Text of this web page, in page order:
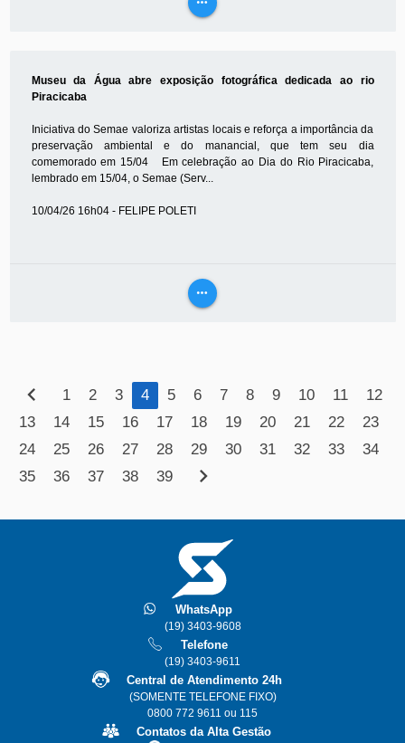
Museu da Água abre exposição fotográfica dedicada ao rio
Piracicaba
Iniciativa do Semae valoriza artistas locais e reforça a importância da
preservação ambiental e do manancial, que tem seu dia
comemorado em 15/04 Em celebração ao Dia do Rio Piracicaba,
lembrado em 15/04, o Semae (Serv...
10/04/26 16h04 - FELIPE POLETI
more_horiz
chevron_left 1 2 3 4 5 6 7 8 9 10 11
12
13
14 15 16 17 18 19 20 21 22
23
24
25 26 27 28 29 30 31 32 33
34
35
36 37 38 39 chevron_right
WhatsApp
(19) 3403-9608
Telefone
(19) 3403-9611
Central de Atendimento 24h
(SOMENTE TELEFONE FIXO)
0800 772 9611 ou 115
Contatos da Alta Gestão